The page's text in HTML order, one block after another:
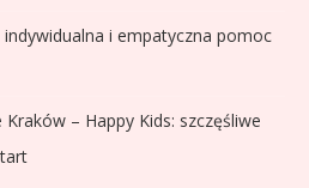
i empatyczna pomoc
– Happy Kids: szczęśliwe